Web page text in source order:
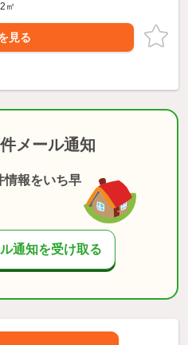
㎡
見る
メール通知
情報をいち早
通知を受け取る